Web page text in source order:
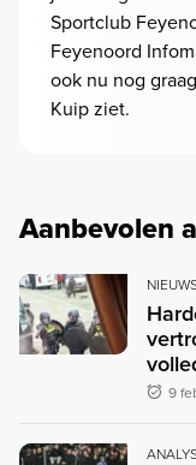
Sportclub
Feyenoord
ook nu nog
Kuip ziet.
Aanbevolen
9